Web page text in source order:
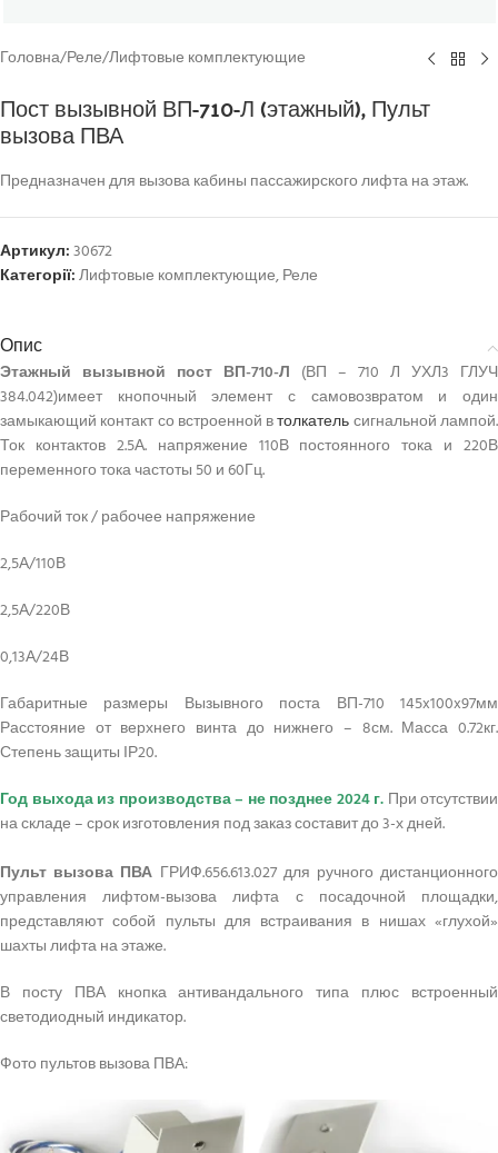
Головна/Реле/Лифтовые комплектующие
Пост вызывной ВП-710-Л (этажный), Пульт
вызова ПВА
Предназначен для вызова кабины пассажирского лифта на этаж.
Артикул:30672
Категорії:Лифтовые комплектующие,Реле
Опис
Этажный вызывной пост ВП-710-Л (ВП – 710 Л УХЛ3 ГЛУЧ
384.042)имеет кнопочный элемент с самовозвратом и один
замыкающий контакт со встроенной втолкательсигнальной лампой.
Ток контактов 2.5А. напряжение 110В постоянного тока и 220В
переменного тока частоты 50 и 60Гц.
Рабочий ток / рабочее напряжение
2,5А/110В
2,5А/220В
0,13А/24В
Габаритные размеры Вызывного поста ВП-710 145x100x97мм
Расстояние от верхнего винта до нижнего – 8см. Масса 0.72кг.
Степень защиты ІР20.
Год выхода из производства – не позднее 2024 г. При отсутствии
на складе – срок изготовления под заказ составит до 3-х дней.
Пульт вызова ПВА ГРИФ.656.613.027 для ручного дистанционного
управления лифтом-вызова лифта с посадочной площадки,
представляют собой пульты для встраивания в нишах «глухой»
шахты лифта на этаже.
В посту ПВА кнопка антивандального типа плюс встроенный
светодиодный индикатор.
Фото пультов вызова ПВА: